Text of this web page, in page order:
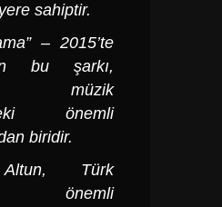
sahiptir.
– 2015’te
bu şarkı,
müzik
önemli
biridir.
, Türk
önemli